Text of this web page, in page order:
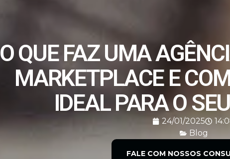
O QUE FAZ UMA
MARKETPLACE E
IDEAL PARA O
24/01/2025
Blog
FALE COM NOSSOS